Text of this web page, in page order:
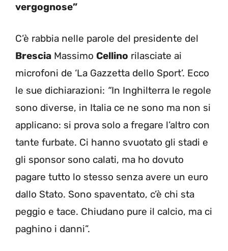
vergognose”
C’è rabbia nelle parole del presidente del
Brescia Massimo Cellino rilasciate ai
microfoni de ‘La Gazzetta dello Sport’. Ecco
le sue dichiarazioni: “In Inghilterra le regole
sono diverse, in Italia ce ne sono ma non si
applicano: si prova solo a fregare l’altro con
tante furbate. Ci hanno svuotato gli stadi e
gli sponsor sono calati, ma ho dovuto
pagare tutto lo stesso senza avere un euro
dallo Stato. Sono spaventato, c’è chi sta
peggio e tace. Chiudano pure il calcio, ma ci
paghino i danni”.